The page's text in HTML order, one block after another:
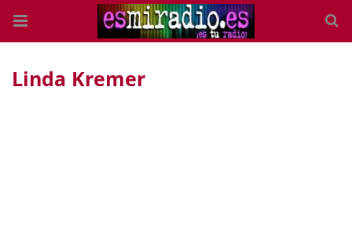
Linda Kremer